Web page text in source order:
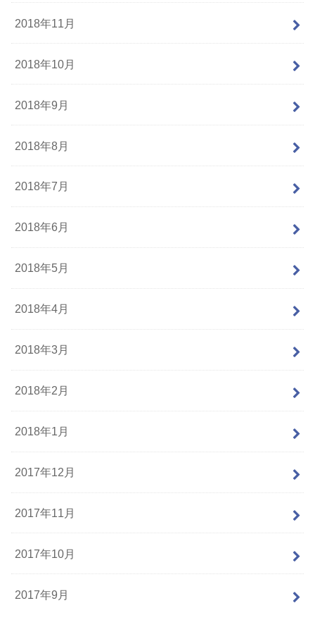
2018年11月
2018年10月
2018年9月
2018年8月
2018年7月
2018年6月
2018年5月
2018年4月
2018年3月
2018年2月
2018年1月
2017年12月
2017年11月
2017年10月
2017年9月